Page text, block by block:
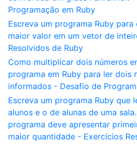
Programação em Ruby
Escreva um programa Ruby
maior valor em um vetor de
Resolvidos de Ruby
Como multiplicar dois números
programa em Ruby para ler dois
informados - Desafio de
Escreva um programa Ruby que
alunos e o de alunas de uma
programa deve apresentar
maior quantidade - Exercícios